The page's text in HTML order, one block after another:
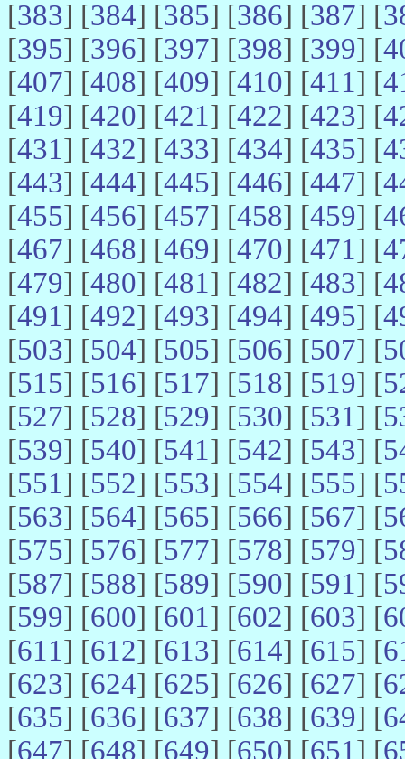
[383] [384] [385] [386] [387] [
[395] [396] [397] [398] [399] [
[407] [408] [409] [410] [411] [
[419] [420] [421] [422] [423] [
[431] [432] [433] [434] [435] [
[443] [444] [445] [446] [447] [
[455] [456] [457] [458] [459] [
[467] [468] [469] [470] [471] [
[479] [480] [481] [482] [483] [
[491] [492] [493] [494] [495] [
[503] [504] [505] [506] [507] [
[515] [516] [517] [518] [519] [
[527] [528] [529] [530] [531] [
[539] [540] [541] [542] [543] [
[551] [552] [553] [554] [555] [
[563] [564] [565] [566] [567] [
[575] [576] [577] [578] [579] [
[587] [588] [589] [590] [591] [
[599] [600] [601] [602] [603] [
[611] [612] [613] [614] [615] [
[623] [624] [625] [626] [627] [
[635] [636] [637] [638] [639] [
[647] [648] [649] [650] [651] [